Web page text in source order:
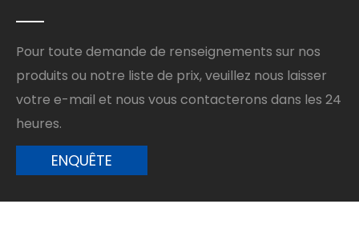
Pour toute demande de renseignements sur nos
produits ou notre liste de prix, veuillez nous laisser
votre e-mail et nous vous contacterons dans les 24
heures.
ENQUÊTE